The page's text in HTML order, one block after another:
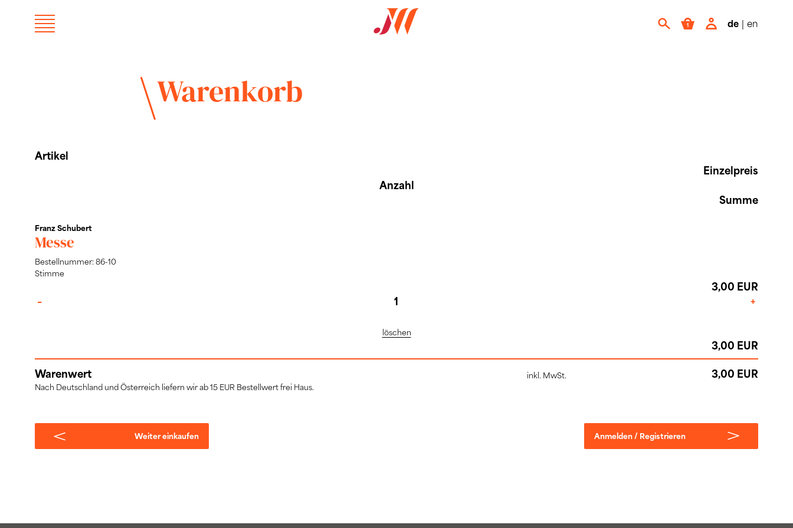
de | en
Warenkorb
Artikel
Einzelpreis
Anzahl
Summe
Franz Schubert
Messe
Bestellnummer: 86-10
Stimme
3,00 EUR
–
+
löschen
3,00 EUR
Warenwert inkl. MwSt. 3,00 EUR
Nach Deutschland und Österreich liefern wir ab 15 EUR Bestellwert frei Haus.
Weiter einkaufen Anmelden / Registrieren